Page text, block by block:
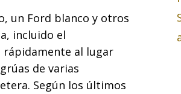
un Ford blanco y otros
incluido el
rápidamente al lugar
de varias
Según los últimos